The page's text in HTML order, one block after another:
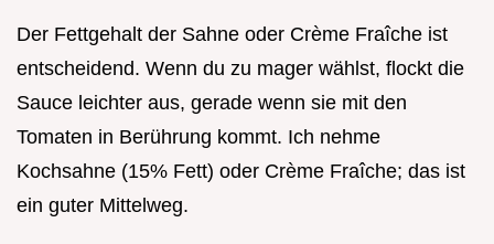
Der Fettgehalt der Sahne oder Crème Fraîche ist
entscheidend. Wenn du zu mager wählst, flockt die
Sauce leichter aus, gerade wenn sie mit den
Tomaten in Berührung kommt. Ich nehme
Kochsahne (15% Fett) oder Crème Fraîche; das ist
ein guter Mittelweg.